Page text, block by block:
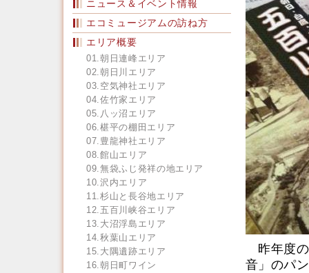
ニュース＆イベント情報
エコミュージアムの訪ね方
エリア概要
01.朝日連峰エリア
02.朝日川エリア
03.空気神社エリア
04.佐竹家エリア
05.八ッ沼エリア
06.椹平の棚田エリア
07.豊龍神社エリア
08.館山エリア
09.無袋ふじ発祥の地エリア
10.沢内エリア
11.杉山と長谷地エリア
12.五百川峡谷エリア
13.大沼浮島エリア
14.秋葉山エリア
15.大隅遺跡エリア
16.朝日町ワイン
昨年度の
音」のパ